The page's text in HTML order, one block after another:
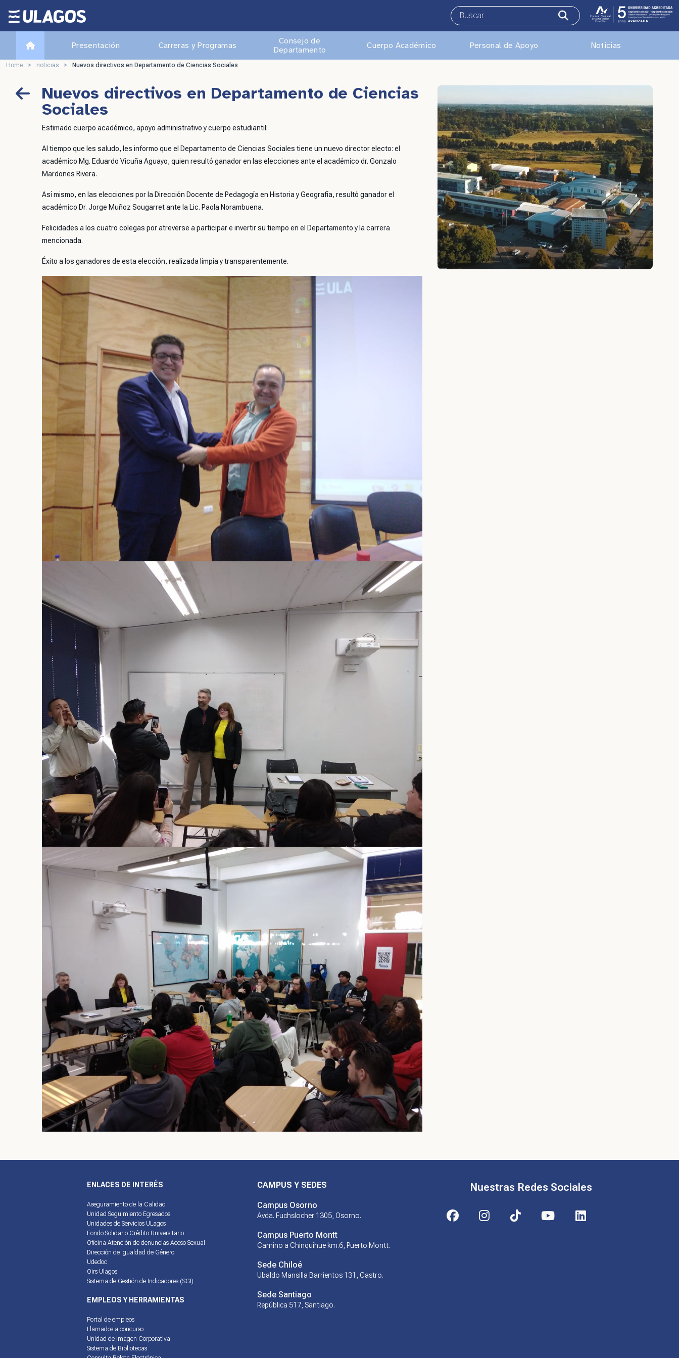
Ulagos Template
Presentación Carreras y Programas
Consejo de
Departamento
Cuerpo Académico Personal de Apoyo Noticias
Home > noticias > Nuevos directivos en Departamento de Ciencias Sociales
Nuevos directivos en Departamento de Ciencias
Sociales
Estimado cuerpo académico, apoyo administrativo y cuerpo estudiantil:
Al tiempo que les saludo, les informo que el Departamento de Ciencias Sociales tiene un nuevo director electo: el
académico Mg. Eduardo Vicuña Aguayo, quien resultó ganador en las elecciones ante el académico dr. Gonzalo
Mardones Rivera.
Así mismo, en las elecciones por la Dirección Docente de Pedagogía en Historia y Geografía, resultó ganador el
académico Dr. Jorge Muñoz Sougarret ante la Lic. Paola Norambuena.
Felicidades a los cuatro colegas por atreverse a participar e invertir su tiempo en el Departamento y la carrera
mencionada.
Éxito a los ganadores de esta elección, realizada limpia y transparentemente.
ENLACES DE INTERÉS
Aseguramiento de la Calidad
Unidad Seguimiento Egresados
Unidades de Servicios ULagos
Fondo Solidario Crédito Universitario
Oficina Atención de denuncias Acoso Sexual
Dirección de Igualdad de Género
Udedoc
Oirs Ulagos
Sistema de Gestión de Indicadores (SGI)
EMPLEOS Y HERRAMIENTAS
Portal de empleos
Llamados a concurso
Unidad de Imagen Corporativa
Sistema de Bibliotecas
CAMPUS Y SEDES
Campus Osorno
Avda. Fuchslocher 1305, Osorno.
Campus Puerto Montt
Camino a Chinquihue km.6, Puerto Montt.
Sede Chiloé
Ubaldo Mansilla Barrientos 131, Castro.
Sede Santiago
República 517, Santiago.
Nuestras Redes Sociales